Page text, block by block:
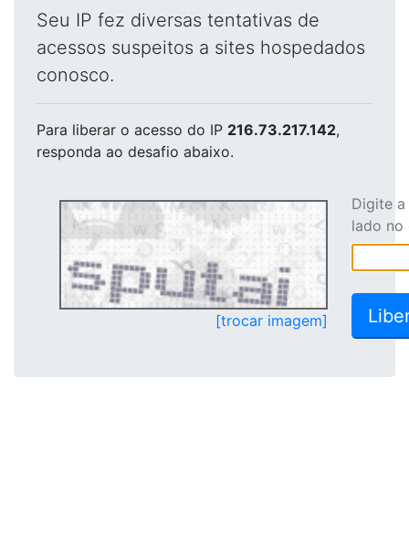
Seu IP fez diversas tentativas de
acessos suspeitos a sites hospedados
conosco.
Para liberar o acesso do IP 216.73.217.142,
responda ao desafio abaixo.
[trocar imagem]
Digite
lado no